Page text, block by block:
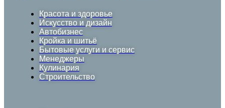
Красота и здоровье
Искусство и дизайн
Автобизнес
Кройка и шитьё
Бытовые услуги и сервис
Менеджеры
Кулинария
Строительство